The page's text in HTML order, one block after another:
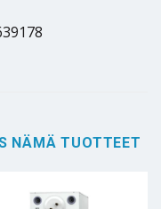
NÄMÄ TUOTTEET